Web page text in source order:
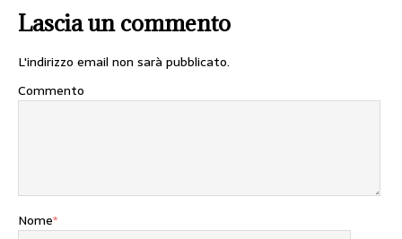
Lascia un commento
L'indirizzo email non sarà pubblicato.
Commento
Nome*